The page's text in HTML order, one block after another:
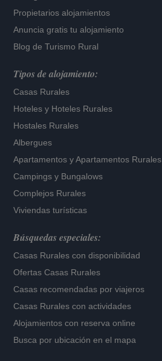
Propietarios alojamientos
Anuncia gratis tu alojamiento
Blog de Turismo Rural
Tipos de alojamiento:
Casas Rurales
Hoteles y Hoteles Rurales
Hostales Rurales
Albergues
Apartamentos yApartamentos Rurales
Campings y Bungalows
Complejos Rurales
Viviendas turísticas
Búsquedas especiales:
Casas Rurales con disponibilidad
Ofertas Casas Rurales
Casas recomendadas por viajeros
Casas Rurales con actividades
Alojamientos con reserva online
Busca por ubicación en el mapa